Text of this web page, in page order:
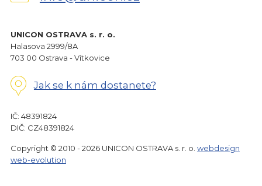
UNICON OSTRAVA s. r. o.
Halasova 2999/8A
703 00 Ostrava - Vítkovice
Jak se k nám dostanete?
IČ: 48391824
DIČ: CZ48391824
Copyright © 2010 - 2026 UNICON OSTRAVA s. r. o. webdesign
web-evolution